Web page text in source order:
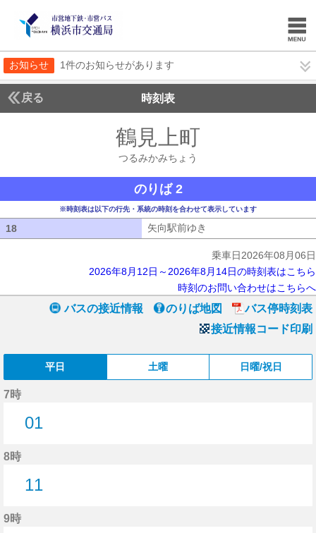
お知らせ 1件のお知らせがあります
戻る 時刻表
鶴見上町
つるみかみちょう
のりば 2
※時刻表は以下の行先・系統の時刻を合わせて表示しています
18 矢向駅前ゆき
乗車日2026年08月06日
2026年8月12日～2026年8月14日の時刻表はこちら
時刻のお問い合わせはこちらへ
バスの接近情報 のりば地図
バス停時刻表
接近情報コード印刷
平日 土曜 日曜/祝日
7時
01
8時
11
9時